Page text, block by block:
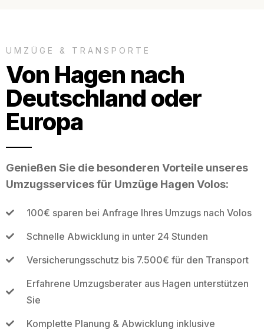
UMZÜGE & TRANSPORTE
Von Hagen nach
Deutschland oder
Europa
Genießen Sie die besonderen Vorteile unseres
Umzugsservices für Umzüge Hagen Volos:
100€ sparen bei Anfrage Ihres Umzugs nach Volos
Schnelle Abwicklung in unter 24 Stunden
Versicherungsschutz bis 7.500€ für den Transport
Erfahrene Umzugsberater aus Hagen unterstützen
Sie
Komplette Planung & Abwicklung inklusive